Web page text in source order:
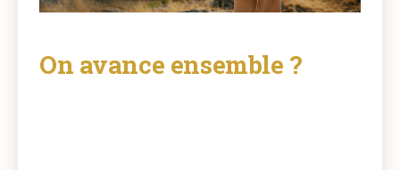
On avance ensemble ?